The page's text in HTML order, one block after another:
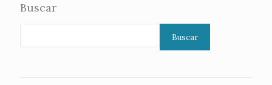
Buscar
Buscar